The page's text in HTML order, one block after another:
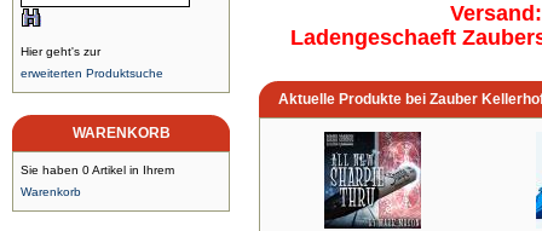
Hier geht's zur
erweiterten Produktsuche
WARENKORB
Sie haben 0 Artikel in Ihrem
Warenkorb
Ladengeschaeft
Aktuelle Produkte bei Zauber